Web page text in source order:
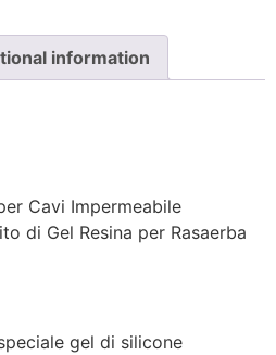
information
Cavi Impermeabile
di Gel Resina per Rasaerba
gel di silicone